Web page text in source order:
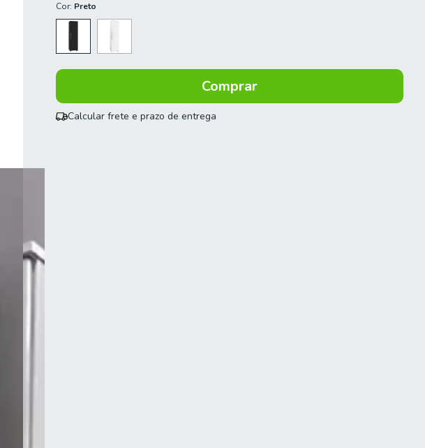
Cor: Preto
Calcular frete e prazo de entrega